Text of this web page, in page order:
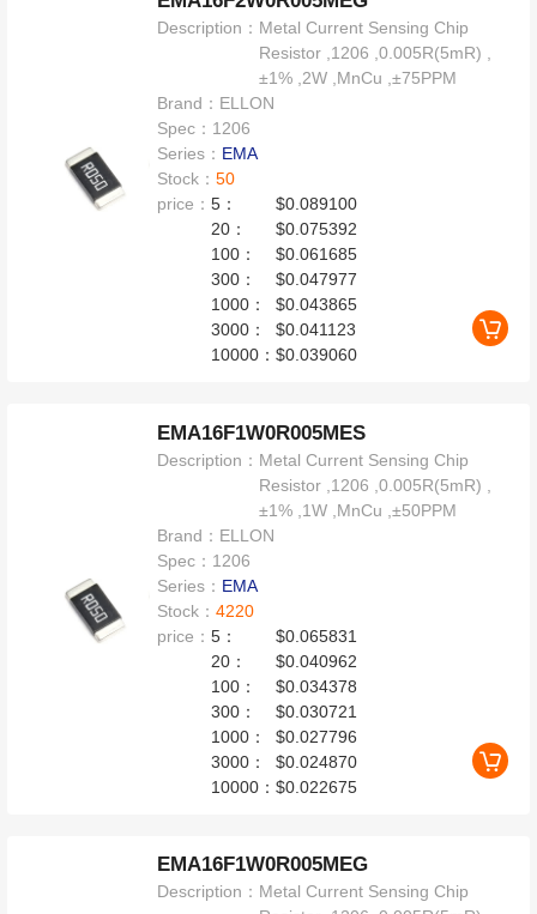
Description： Metal Current Sensing Chip
Resistor ,1206 ,0.005R(5mR) ,
±1% ,2W ,MnCu ,±75PPM
Brand： ELLON
Spec： 1206
Series： EMA
Stock：50
price：5：
$0.089100
20：
$0.075392
100：
$0.061685
300：
$0.047977
1000：
$0.043865
3000：
$0.041123
10000：$0.039060
EMA16F1W0R005MES
Description： Metal Current Sensing Chip
Resistor ,1206 ,0.005R(5mR) ,
±1% ,1W ,MnCu ,±50PPM
Brand： ELLON
Spec： 1206
Series： EMA
Stock：4220
price：5：
$0.065831
20：
$0.040962
100：
$0.034378
300：
$0.030721
1000：
$0.027796
3000：
$0.024870
10000：$0.022675
EMA16F1W0R005MEG
Description： Metal Current Sensing Chip